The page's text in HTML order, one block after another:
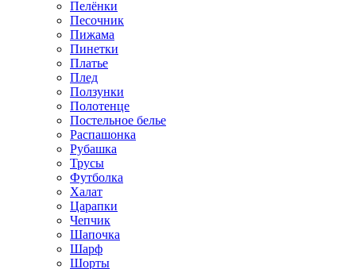
Пелёнки
Песочник
Пижама
Пинетки
Платье
Плед
Ползунки
Полотенце
Постельное белье
Распашонка
Рубашка
Трусы
Футболка
Халат
Царапки
Чепчик
Шапочка
Шарф
Шорты